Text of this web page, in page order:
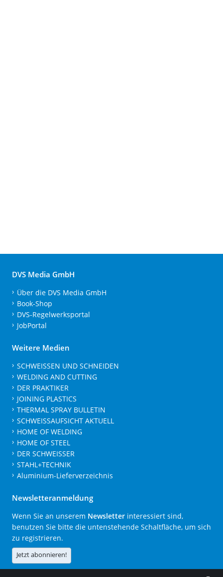
DVS Media GmbH
Über die DVS Media GmbH
Book-Shop
DVS-Regelwerksportal
JobPortal
Weitere Medien
SCHWEISSEN UND SCHNEIDEN
WELDING AND CUTTING
DER PRAKTIKER
JOINING PLASTICS
THERMAL SPRAY BULLETIN
SCHWEISSAUFSICHT AKTUELL
HOME OF WELDING
HOME OF STEEL
DER SCHWEISSER
STAHL+TECHNIK
Aluminium-Lieferverzeichnis
Newsletteranmeldung
Wenn Sie an unserem Newsletter interessiert sind,
benutzen Sie bitte die untenstehende Schaltfläche, um sich
zu registrieren.
Jetzt abonnieren!